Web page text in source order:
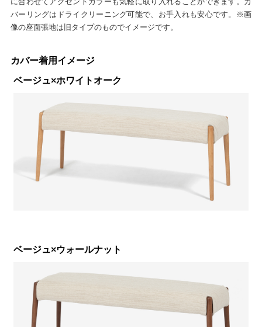
バーリングはドライクリーニング可能で、お手入れも安心です。※画
像の座面張地は旧タイプのものでイメージです。
カバー着用イメージ
ベージュ×ホワイトオーク
ベージュ×ウォールナット